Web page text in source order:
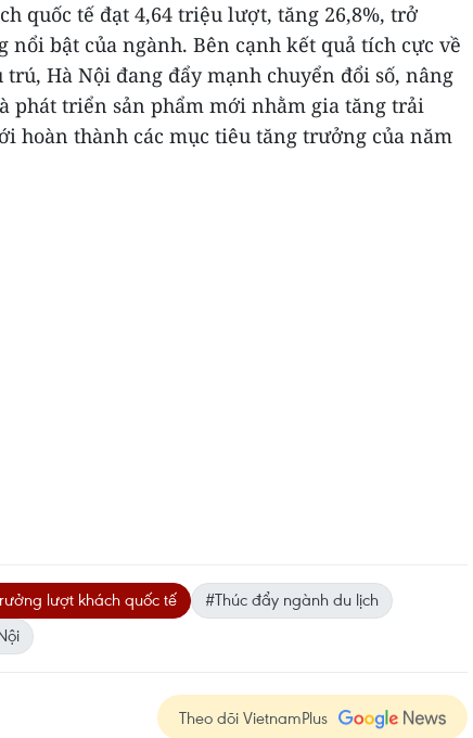
quốc tế đạt 4,64 triệu lượt, tăng 26,8%, trở
bật của ngành. Bên cạnh kết quả tích cực về
Hà Nội đang đẩy mạnh chuyển đổi số, nâng
phát triển sản phẩm mới nhằm gia tăng trải
hoàn thành các mục tiêu tăng trưởng của năm
lượt khách quốc tế
#Thúc đẩy ngành du lịch
Theo dõi VietnamPlus